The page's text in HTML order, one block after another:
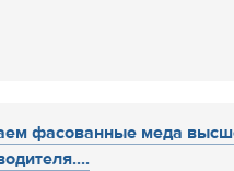
фасованные меда